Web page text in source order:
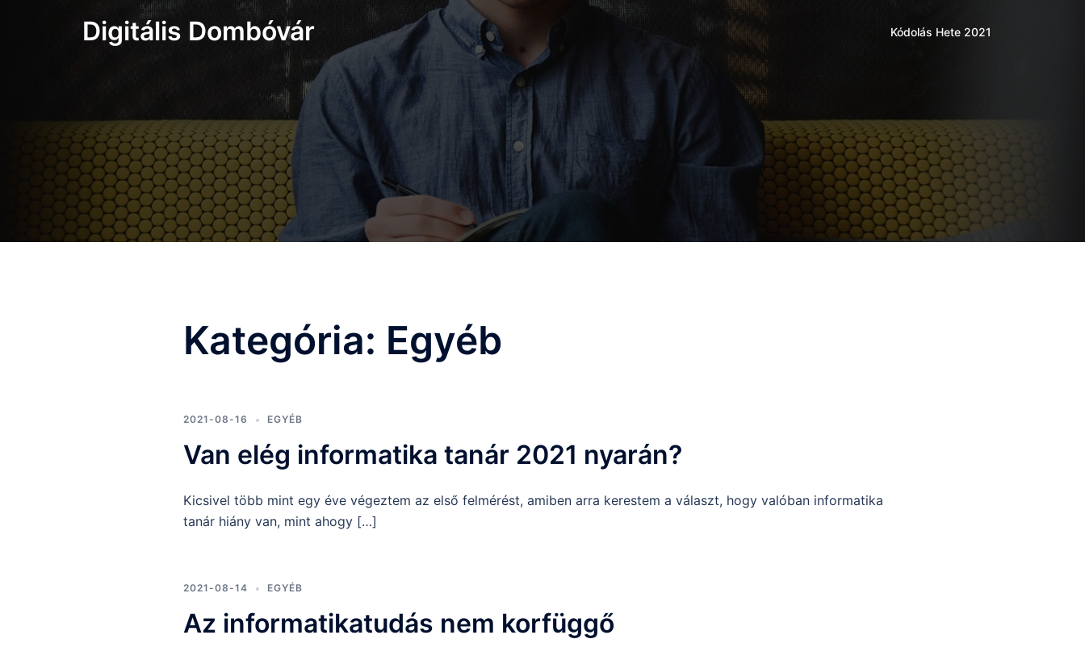
Digitális Dombóvár Kódolás Hete 2021
Kategória: Egyéb
2021-08-16 EGYÉB
Van elég informatika tanár 2021 nyarán?
Kicsivel több mint egy éve végeztem az első felmérést, amiben arra kerestem a választ, hogy valóban informatika
tanár hiány van, mint ahogy […]
2021-08-14 EGYÉB
Az informatikatudás nem korfüggő